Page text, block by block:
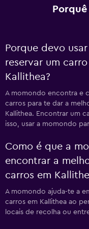
Porque devo
reservar um
Kallithea?
A momondo encontra e
carros para te dar a
Kallithea. Encontrar um
isso, usar a momondo
Como é que a
encontrar a
carros em
A momondo ajuda-te a
carros em Kallithea ao
locais de recolha ou